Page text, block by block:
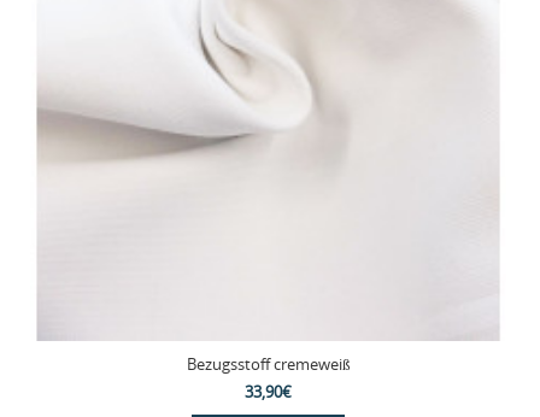
Bezugsstoff cremeweiß
33,90€